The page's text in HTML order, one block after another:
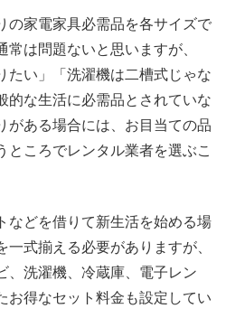
の家電家具必需品を各サイズで
は問題ないと思いますが、
たい」「洗濯機は二槽式じゃな
な生活に必需品とされていな
がある場合には、お目当ての品
ところでレンタル業者を選ぶこ
などを借りて新生活を始める場
式揃える必要がありますが、
、洗濯機、冷蔵庫、電子レン
お得なセット料金も設定してい